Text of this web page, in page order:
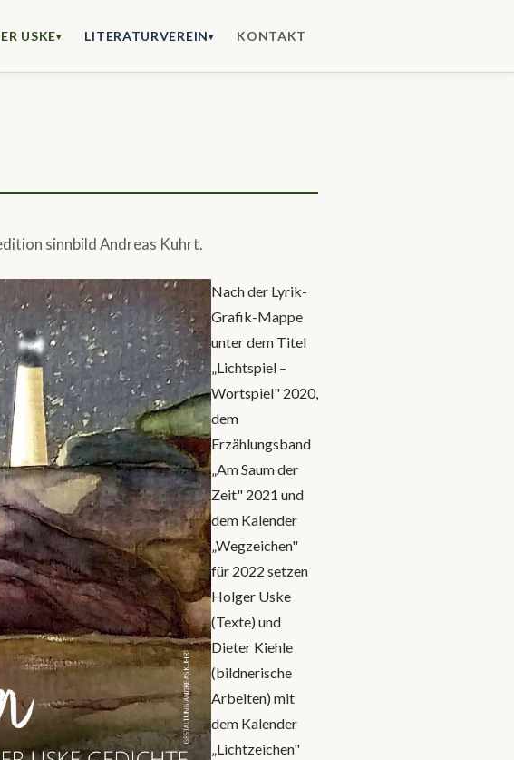
USKE▾ LITERATURVEREIN▾ KONTAKT
sinnbild Andreas Kuhrt.
Nach der Lyrik-
Grafik-Mappe
unter dem Titel
„Lichtspiel –
Wortspiel" 2020,
dem
Erzählungsband
„Am Saum der
Zeit" 2021 und
dem Kalender
„Wegzeichen"
für 2022 setzen
Holger Uske
(Texte) und
Dieter Kiehle
(bildnerische
Arbeiten) mit
dem Kalender
„Lichtzeichen"